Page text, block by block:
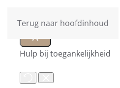
Hulp bij toegankelijkheid
Terug naar hoofdinhoud